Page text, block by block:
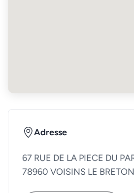
Adresse
67 RUE DE LA PIECE DU
78960 VOISINS LE